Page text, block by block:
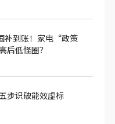
补到账！家电“政策
后低怪圈？
步识破能效虚标